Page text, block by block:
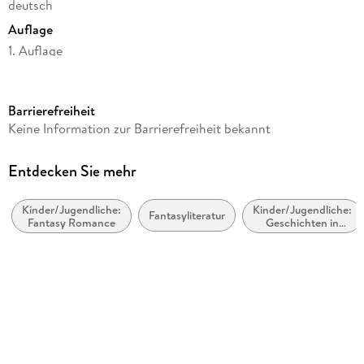
deutsch
Auflage
1. Auflage
Altersempfehlung
Reihe
Autor/Autorin
Sarah J. Maas
Barrierefreiheit
Keine Information zur Barrierefreiheit bekannt
Entdecken Sie mehr
Kinder/Jugendliche:
Fantasy Romance
Fantasyliteratur
Kinder/Jugendliche:
Geschichten in
Übersetzung